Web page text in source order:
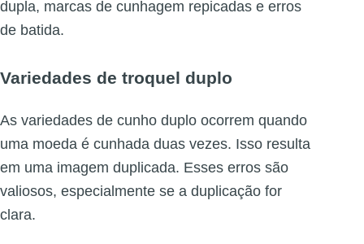
dupla, marcas de cunhagem repicadas e erros
de batida.
Variedades de troquel duplo
As variedades de cunho duplo ocorrem quando
uma moeda é cunhada duas vezes. Isso resulta
em uma imagem duplicada. Esses erros são
valiosos, especialmente se a duplicação for
clara.